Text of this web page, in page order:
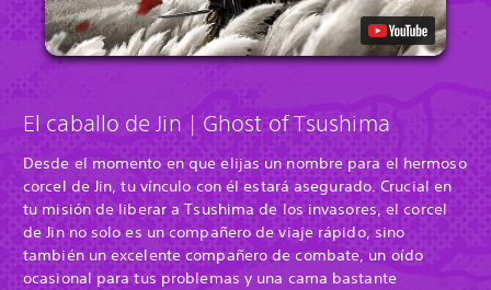
El caballo de Jin | Ghost of Tsushima
Desde el momento en que elijas un nombre para el hermoso
corcel de Jin, tu vínculo con él estará asegurado. Crucial en
tu misión de liberar a Tsushima de los invasores, el corcel
de Jin no solo es un compañero de viaje rápido, sino
también un excelente compañero de combate, un oído
ocasional para tus problemas y una cama bastante